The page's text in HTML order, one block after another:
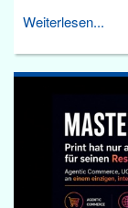
Weiterlesen...